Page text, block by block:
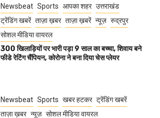
Newsbeat Sports आपका शहर उत्तराखंड
ट्रेंडिंग खबरें ताज़ा ख़बर ताज़ा ख़बरें न्यूज़ रुद्रपुर
सोशल मीडिया वायरल
300 खिलाड़ियों पर भारी पड़ा 9 साल का बच्चा, शिवाय बने
फीडे रेटिंग चैंपियन, कोरोना ने बना दिया चेस प्लेयर
Newsbeat Sports खबर हटकर ट्रेंडिंग खबरें
ताज़ा ख़बर न्यूज़ सोशल मीडिया वायरल